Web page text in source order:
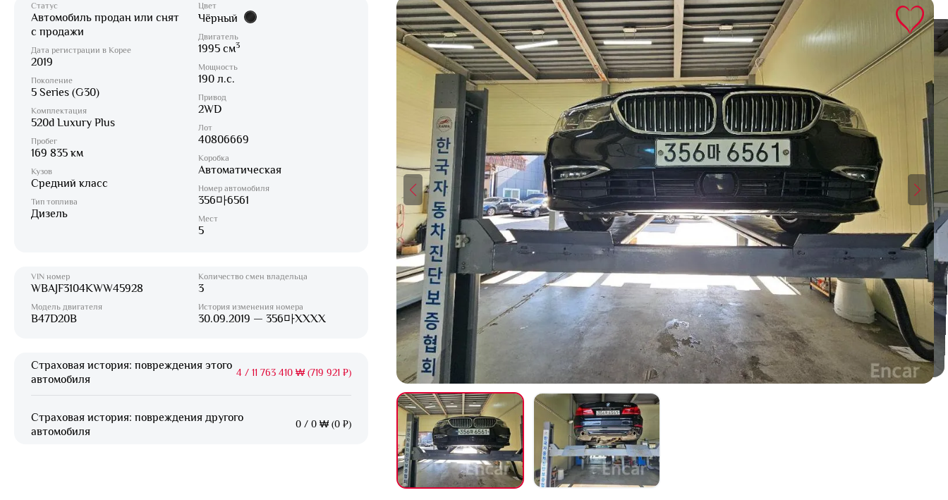
Статус
Автомобиль продан или снят
с продажи
Дата регистрации в Корее
2019
Поколение
5 Series (G30)
Комплектация
520d Luxury Plus
Пробег
169 835 км
Кузов
Средний класс
Тип топлива
Дизель
Цвет
Чёрный
Двигатель
1995 см3
Мощность
190 л.с.
Привод
2WD
Лот
40806669
Коробка
Автоматическая
Номер автомобиля
356마6561
Мест
5
VIN номер
WBAJF3104KWW45928
Модель двигателя
B47D20B
Количество смен владельца
3
История изменения номера
30.09.2019 — 356마XXXX
Страховая история: повреждения этого
автомобиля
4 / 11 763 410 ₩ (719 921 ₽)
Страховая история: повреждения другого
автомобиля
0 / 0 ₩ (0 ₽)